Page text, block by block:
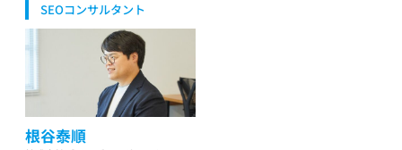
用品・アパレル・家
事） / 健康食品・ウォ
ーターサーバー / レ
ンタル / 飲食・フー
ド・レストラン / 美
容・脱毛・サロン / ジ
ム・フィットネス /
金融・保険・投資 / 不
動産・住宅・工務店 /
ーカルSEO / ペナル
ティ解除 / YMYL対
応 / 特殊サイト対応
/ データ分析（GA4・
Search Console） /
SEO内製化支援 / AI
活用 / LLMO / MEO
/ 広告 / SNS / アフ
SEOコンサルタント
根谷泰順